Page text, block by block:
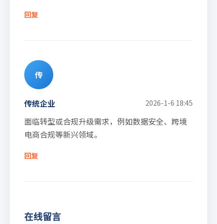
回复
传
传统企业 2026-1-6 18:45
面临转型或合规升级需求，例如数据安全、跨境
电商合规等新兴领域。
回复
在线留言